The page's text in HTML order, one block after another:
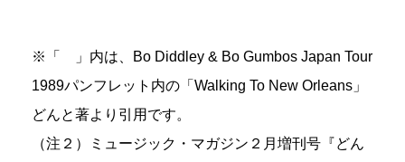
※「 」内は、Bo Diddley & Bo Gumbos Japan Tour
1989パンフレット内の「Walking To New Orleans」
どんと著より引用です。
（注２）ミュージック・マガジン２月増刊号『どん